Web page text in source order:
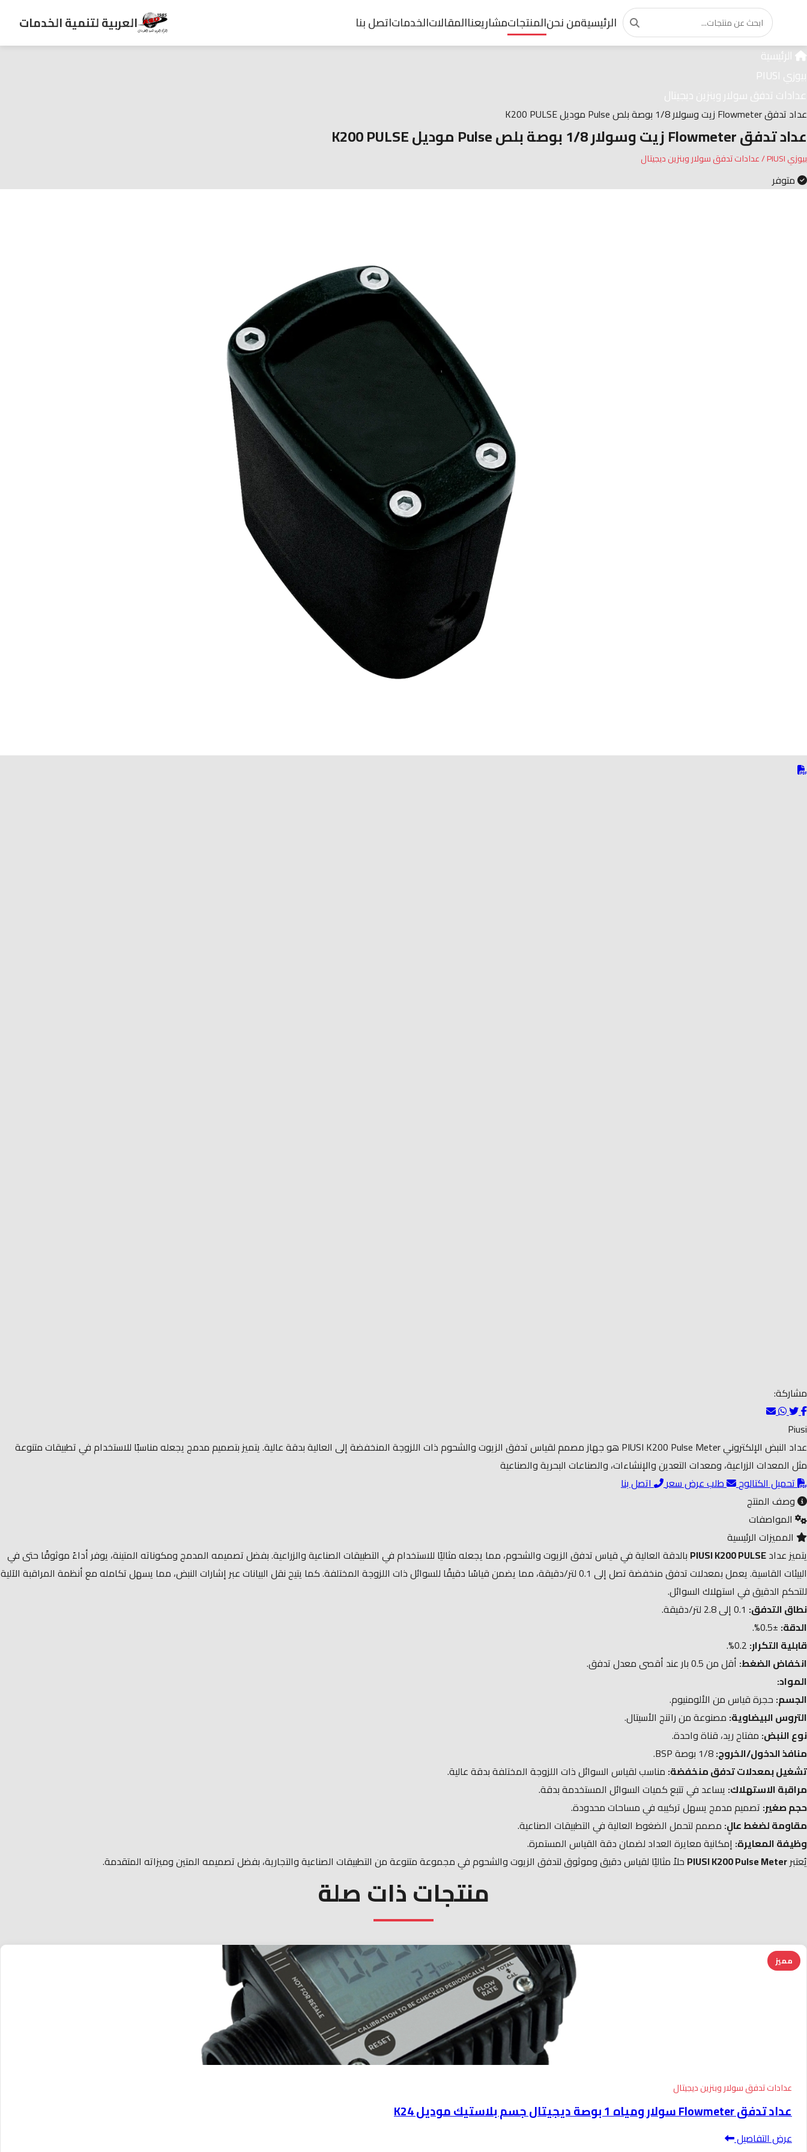
الرئيسيةمن نحنالمنتجاتمشاريعناالمقالاتالخدماتاتصل بنا العربية لتنمية الخدمات
الرئيسية
بيوزي PIUSI
عدادات تدفق سولار وبنزين ديجيتال
عداد تدفق Flowmeter زيت وسولار 1/8 بوصة بلص Pulse موديل K200 PULSE
عداد تدفق Flowmeter زيت وسولار 1/8 بوصة بلص Pulse موديل K200 PULSE
بيوزي PIUSI / عدادات تدفق سولار وبنزين ديجيتال
متوفر
مشاركة:
Piusi
عداد النبض الإلكتروني PIUSI K200 Pulse Meter هو جهاز مصمم لقياس تدفق الزيوت والشحوم ذات اللزوجة المنخفضة إلى العالية بدقة عالية. يتميز بتصميم مدمج يجعله مناسبًا للاستخدام في تطبيقات متنوعة
مثل المعدات الزراعية، ومعدات التعدين والإنشاءات، والصناعات البحرية والصناعية
تحميل الكتالوج
طلب عرض سعر
اتصل بنا
وصف المنتج
المواصفات
المميزات الرئيسية
يتميز عدادPIUSI K200 PULSE بالدقة العالية في قياس تدفق الزيوت والشحوم، مما يجعله مثاليًا للاستخدام في التطبيقات الصناعية والزراعية. بفضل تصميمه المدمج ومكوناته المتينة، يوفر أداءً موثوقًا حتى في
البيئات القاسية. يعمل بمعدلات تدفق منخفضة تصل إلى 0.1 لتر/دقيقة، مما يضمن قياسًا دقيقًا للسوائل ذات اللزوجة المختلفة. كما يتيح نقل البيانات عبر إشارات النبض، مما يسهل تكامله مع أنظمة المراقبة الآلية
للتحكم الدقيق في استهلاك السوائل.
نطاق التدفق:
الدقة: ±0.5%.
قابلية التكرار:
انخفاض الضغط: أقل من 0.5 بار عند أقصى معدل تدفق.
المواد:
الجسم: حجرة قياس من الألومنيوم.
التروس البيضاوية: مصنوعة من راتنج الأسيتال.
نوع النبض: مفتاح ريد، قناة واحدة.
منافذ الدخول/الخروج:
تشغيل بمعدلات تدفق منخفضة: مناسب لقياس السوائل ذات اللزوجة المختلفة بدقة عالية.
مراقبة الاستهلاك: يساعد في تتبع كميات السوائل المستخدمة بدقة.
حجم صغير: تصميم مدمج يسهل تركيبه في مساحات محدودة.
مقاومة لضغط عالٍ: مصمم لتحمل الضغوط العالية في التطبيقات الصناعية.
وظيفة المعايرة: إمكانية معايرة العداد لضمان دقة القياس المستمرة.
يُعتبرPIUSI K200 Pulse Meter حلاً مثاليًا لقياس دقيق وموثوق لتدفق الزيوت والشحوم في مجموعة متنوعة من التطبيقات الصناعية والتجارية، بفضل تصميمه المتين وميزاته المتقدمة.
منتجات ذات صلة
مميز
عدادات تدفق سولار وبنزين ديجيتال
عداد تدفق Flowmeter سولار ومياه 1 بوصة ديجيتال جسم بلاستيك موديل K24
عرض التفاصيل